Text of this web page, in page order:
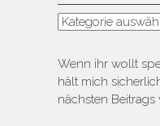
Kategorien
Wenn ihr wollt
hält mich
nächsten Beitrags